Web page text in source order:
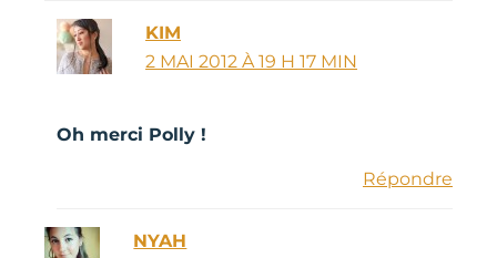
KIM
2 MAI 2012 À 19 H 17 MIN
Oh merci Polly !
Répondre
NYAH